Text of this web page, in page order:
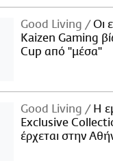
Good Living
Οι
Kaizen Gaming
Cup από "μέσα"
Good Living
Η
Exclusive
έρχεται στην